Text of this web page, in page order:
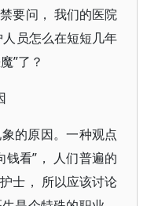
要问， 我们的医院
员怎么在短短几年
”了？
的原因。一种观点
钱看”， 人们普遍的
士， 所以应该讨论